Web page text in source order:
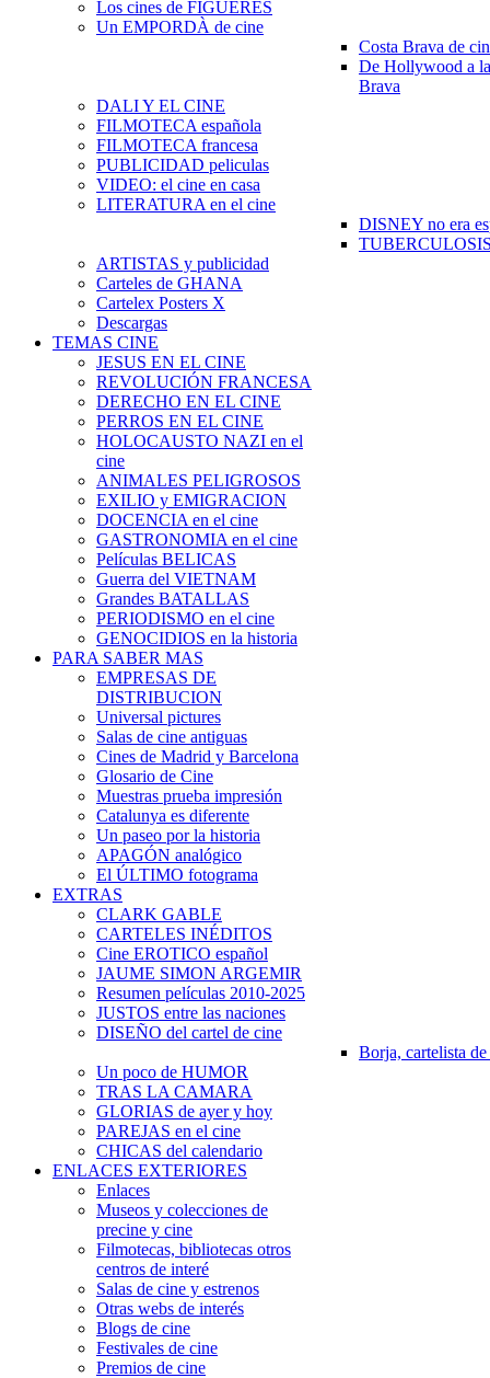
Los cines de FIGUERES
Un EMPORDÀ de cine
Costa Brava de
De Hollywood a
Brava
DALI Y EL CINE
FILMOTECA española
FILMOTECA francesa
PUBLICIDAD peliculas
VIDEO: el cine en casa
LITERATURA en el cine
DISNEY no era
ARTISTAS y publicidad
Carteles de GHANA
Cartelex Posters X
Descargas
TEMAS CINE
JESUS EN EL CINE
REVOLUCIÓN FRANCESA
DERECHO EN EL CINE
PERROS EN EL CINE
HOLOCAUSTO NAZI en el
cine
ANIMALES PELIGROSOS
EXILIO y EMIGRACION
DOCENCIA en el cine
GASTRONOMIA en el cine
Películas BELICAS
Guerra del VIETNAM
Grandes BATALLAS
PERIODISMO en el cine
GENOCIDIOS en la historia
PARA SABER MAS
EMPRESAS DE
DISTRIBUCION
Universal pictures
Salas de cine antiguas
Cines de Madrid y Barcelona
Glosario de Cine
Muestras prueba impresión
Catalunya es diferente
Un paseo por la historia
APAGÓN analógico
El ÚLTIMO fotograma
EXTRAS
CLARK GABLE
CARTELES INÉDITOS
Cine EROTICO español
JAUME SIMON ARGEMIR
Resumen películas 2010-2025
JUSTOS entre las naciones
DISEÑO del cartel de cine
Borja, cartelista
Un poco de HUMOR
TRAS LA CAMARA
GLORIAS de ayer y hoy
PAREJAS en el cine
CHICAS del calendario
ENLACES EXTERIORES
Enlaces
Museos y colecciones de
precine y cine
Filmotecas, bibliotecas otros
centros de interé
Salas de cine y estrenos
Otras webs de interés
Blogs de cine
Festivales de cine
Premios de cine